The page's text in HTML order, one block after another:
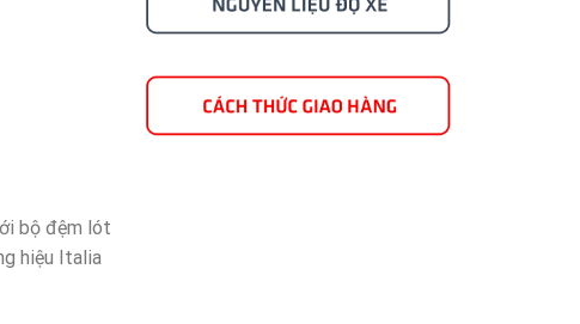
bộ đệm lót
hiệu Italia